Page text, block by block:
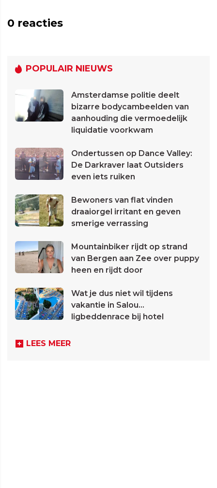
0 reacties
POPULAIR NIEUWS
Amsterdamse politie deelt
bizarre bodycambeelden van
aanhouding die vermoedelijk
liquidatie voorkwam
Ondertussen op Dance Valley:
De Darkraver laat Outsiders
even iets ruiken
Bewoners van flat vinden
draaiorgel irritant en geven
smerige verrassing
Mountainbiker rijdt op strand
van Bergen aan Zee over puppy
heen en rijdt door
Wat je dus niet wil tijdens
vakantie in Salou...
ligbeddenrace bij hotel
LEES MEER